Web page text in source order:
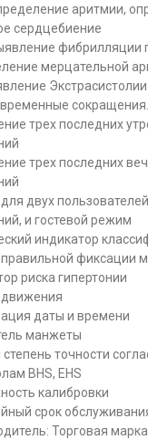
аритмии,
сердцебиение
фибрилляции
мерцательной
сокращения.
трех последних
трех последних
двух
и гостевой режим
индикатор
фиксации
риска гипертонии
даты и времени
манжеты
точности
BHS, EHS
калибровки
срок
Торговая